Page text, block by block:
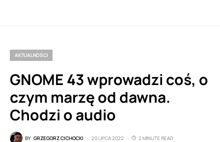
AKTUALNOŚCI
GNOME 43 wprowadzi coś, o
czym marzę od dawna.
Chodzi o audio
BY GRZEGORZ CICHOCKI 20 LIPCA 2022
2 MINUTE READ